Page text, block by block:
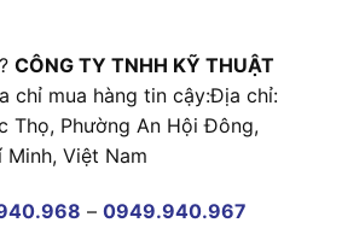
CÔNG TY TNHH KỸ THUẬT
chỉ mua hàng tin cậy:Địa chỉ:
Thọ, Phường An Hội Đông,
Minh, Việt Nam
– 0949.940.967